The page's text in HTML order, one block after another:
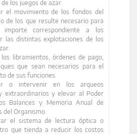
los juegos de azar.
el movimiento de los fondos del
de los que resulte necesario para
correspondiente a los
las distintas explotaciones de los
libramientos, órdenes de pago,
que sean necesarios para el
de sus funciones.
o intervenir en los arqueos
extraordinarios y elevar al Poder
Balances y Memoria Anual de
del Organismo.
el sistema de lectura óptica o
que tienda a reducir los costos